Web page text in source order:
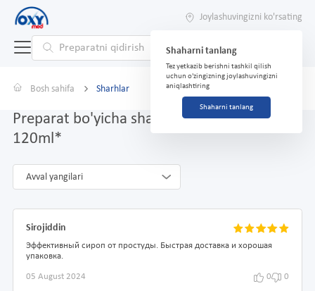
Joylashuvingizni ko'rsating
Shaharni tanlang
Tez yetkazib berishni tashkil qilish
uchun o'zingizning joylashuvingizni
aniqlashtiring
Shaharni tanlang
Bosh sahifa Sharhlar
Preparat bo'yicha sharhlar Alfagin siropi
120ml*
Avval yangilari
Sirojiddin
Эффективный сироп от простуды. Быстрая доставка и хорошая
упаковка.
05 August 2024 0 0